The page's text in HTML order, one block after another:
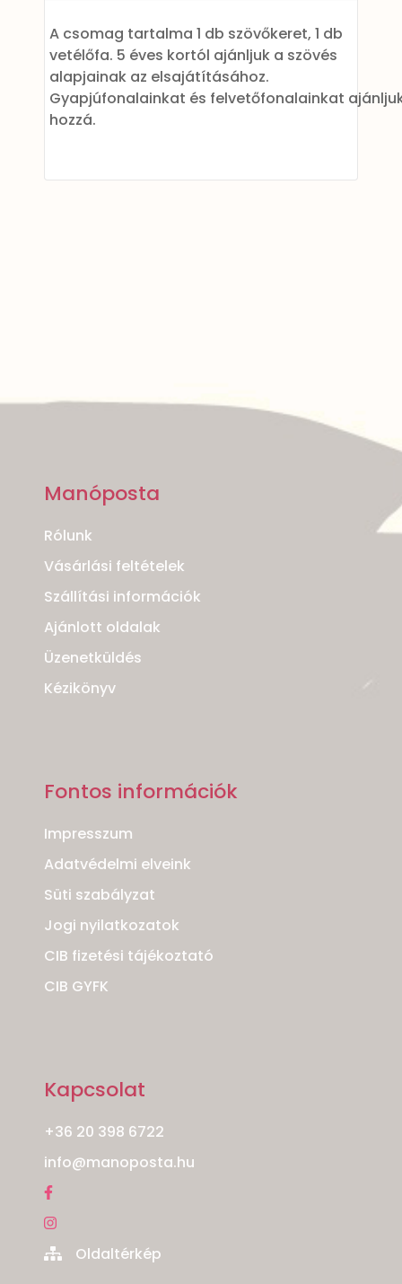
A csomag tartalma 1 db szövőkeret, 1 db
vetélőfa. 5 éves kortól ajánljuk a szövés
alapjainak az elsajátításához.
Gyapjúfonalainkat és felvetőfonalainkat
hozzá.
Manóposta
Rólunk
Vásárlási feltételek
Szállítási információk
Ajánlott oldalak
Üzenetküldés
Kézikönyv
Fontos információk
Impresszum
Adatvédelmi elveink
Süti szabályzat
Jogi nyilatkozatok
CIB fizetési tájékoztató
CIB GYFK
Kapcsolat
+36 20 398 6722
info@manoposta.hu
Oldaltérkép